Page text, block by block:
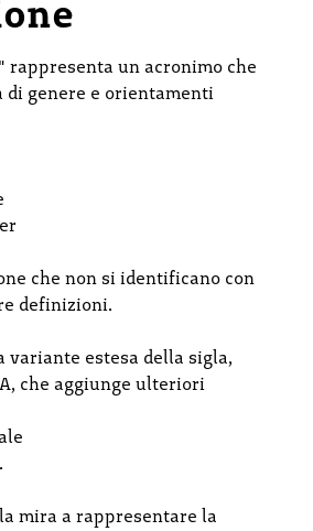
rappresenta un acronimo che
genere e orientamenti
che non si identificano con
definizioni.
variante estesa della sigla,
che aggiunge ulteriori
mira a rappresentare la